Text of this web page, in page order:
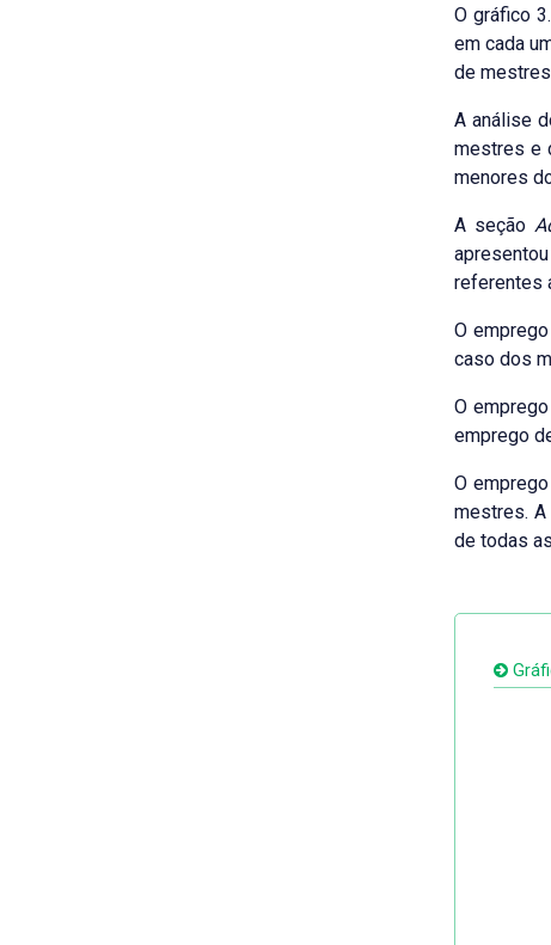
O gráfico
em cada
de mestres
A análise
mestres e
menores
A seção
referentes
O
caso dos
O
emprego
O
mestres.
de todas